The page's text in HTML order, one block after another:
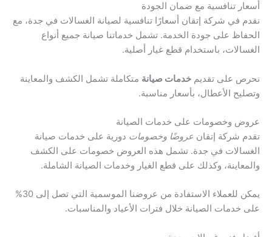
أسعار تنافسية مع ضمان الجودة
نقدم في شركة إتقان أسعارًا تنافسية لصيانة الغسالات في جدة، مع
الحفاظ على جودة الخدمة. تشمل خدماتنا صيانة جميع أنواع
الغسالات، باستخدام قطع غيار أصلية.
نحرص على تقديم خدمات صيانة متكاملة تشمل الكشف والمعاينة
وتصليح الأعطال، بأسعار مناسبة.
عروض وخصومات على خدمات الصيانة
تقدم شركة إتقان عروضًا وخصومات دورية على خدمات صيانة
الغسالات في جدة. تشمل هذه العروض خصومات على الكشف
والمعاينة، وكذلك على قطع الغيار وخدمات الصيانة الشاملة.
يمكن للعملاء الاستفادة من عروضنا الموسمية التي تصل إلى 30%
على خدمات الصيانة خلال فترات الأعياد والمناسبات.